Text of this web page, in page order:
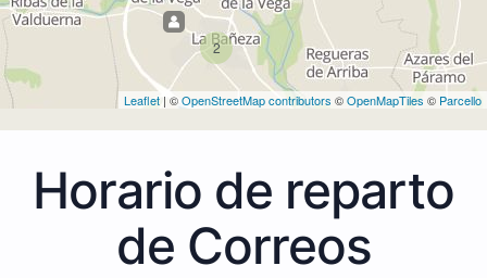
2
Leaflet | ©OpenStreetMap contributors ©OpenMapTiles © Parcello
Horario de reparto
de Correos